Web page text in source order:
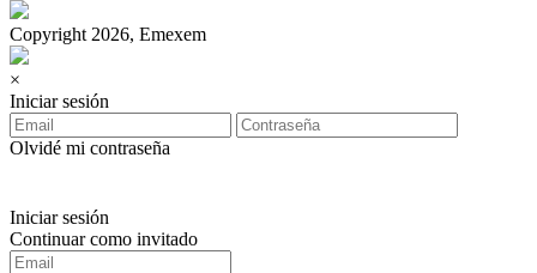
Copyright 2026, Emexem
×
Iniciar sesión
Olvidé mi contraseña
Iniciar sesión
Continuar como invitado